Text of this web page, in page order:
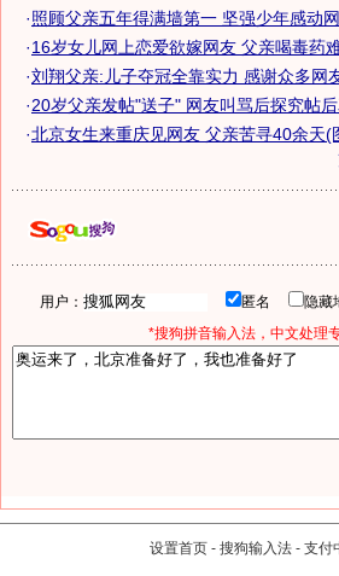
·照顾父亲五年得满墙第一 坚强少年感动网
·16岁女儿网上恋爱欲嫁网友 父亲喝毒药
·刘翔父亲:儿子夺冠全靠实力 感谢众多网
·20岁父亲发帖"送子" 网友叫骂后探究帖
·北京女生来重庆见网友 父亲苦寻40余天(
用户： 匿名 隐
*搜狗拼音输入法，中文处理
设置首页 - 搜狗输入法 - 支付